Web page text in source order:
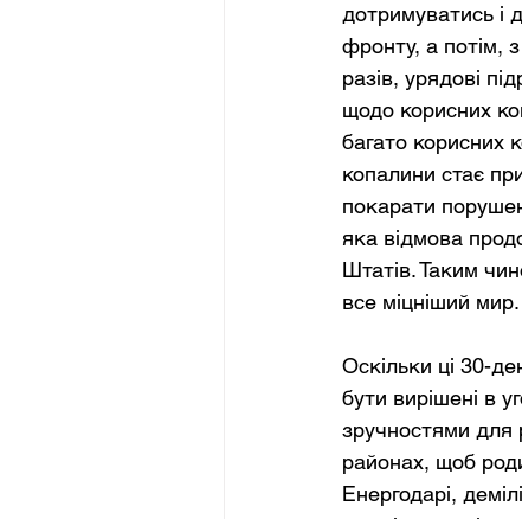
дотримуватись і
фронту, а потім,
разів, урядові
щодо корисних
багато корисних
копалини стає
покарати
яка відмова
Штатів. Таким
все міцніший мир.
Оскільки ці 30-
бути вирішені в
зручностями для
районах, щоб
Енергодарі,